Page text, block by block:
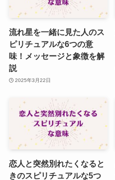
流れ星を一緒に見た人のス
ピリチュアルな6つの意
味！メッセージと象徴を解
説
2025年3月22日
恋人と突然別れたくなると
きのスピリチュアルな5つ